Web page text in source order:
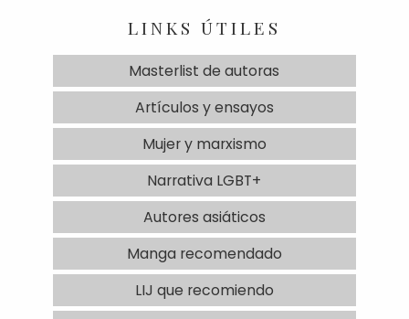
LINKS ÚTILES
Masterlist de autoras
Artículos y ensayos
Mujer y marxismo
Narrativa LGBT+
Autores asiáticos
Manga recomendado
LIJ que recomiendo